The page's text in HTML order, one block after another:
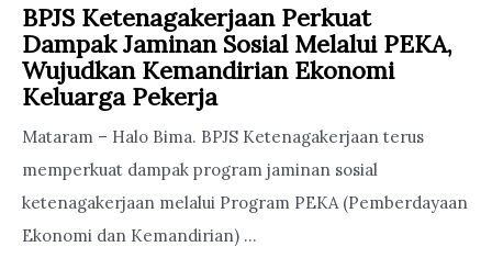
BPJS Ketenagakerjaan Perkuat
Dampak Jaminan Sosial Melalui PEKA,
Wujudkan Kemandirian Ekonomi
Keluarga Pekerja
Mataram – Halo Bima. BPJS Ketenagakerjaan terus
memperkuat dampak program jaminan sosial
ketenagakerjaan melalui Program PEKA (Pemberdayaan
Ekonomi dan Kemandirian) ...